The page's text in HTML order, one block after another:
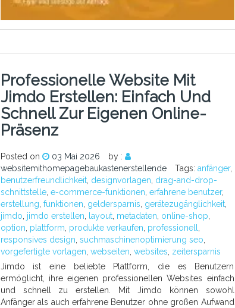
Professionelle Website Mit
Jimdo Erstellen: Einfach Und
Schnell Zur Eigenen Online-
Präsenz
Posted on 03 Mai 2026
by :
websitemithomepagebaukastenerstellende
Tags: anfänger,
benutzerfreundlichkeit, designvorlagen drag-and-drop-
schnittstelle, e-commerce-funktionen erfahrene benutzer,
erstellung funktionen geldersparnis gerätezugänglichkeit,
jimdo jimdo erstellen layout, metadaten online-shop
option plattform produkte verkaufen professionell
responsives design suchmaschinenoptimierung seo
vorgefertigte vorlagen webseiten websites zeitersparnis
Jimdo ist eine beliebte Plattform, die es Benutzern
ermöglicht, ihre eigenen professionellen Websites einfach
und schnell zu erstellen. Mit Jimdo können sowohl
Anfänger als auch erfahrene Benutzer ohne großen Aufwand